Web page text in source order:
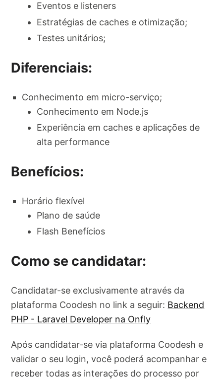
Eventos e listeners
Estratégias de caches e otimização;
Testes unitários;
Diferenciais:
Conhecimento em micro-serviço;
Conhecimento em Node.js
Experiência em caches e aplicações de
alta performance
Benefícios:
Horário flexível
Plano de saúde
Flash Benefícios
Como se candidatar:
Candidatar-se exclusivamente através da
plataforma Coodesh no link a seguir: Backend
PHP - Laravel Developer na Onfly
Após candidatar-se via plataforma Coodesh e
validar o seu login, você poderá acompanhar e
receber todas as interações do processo por